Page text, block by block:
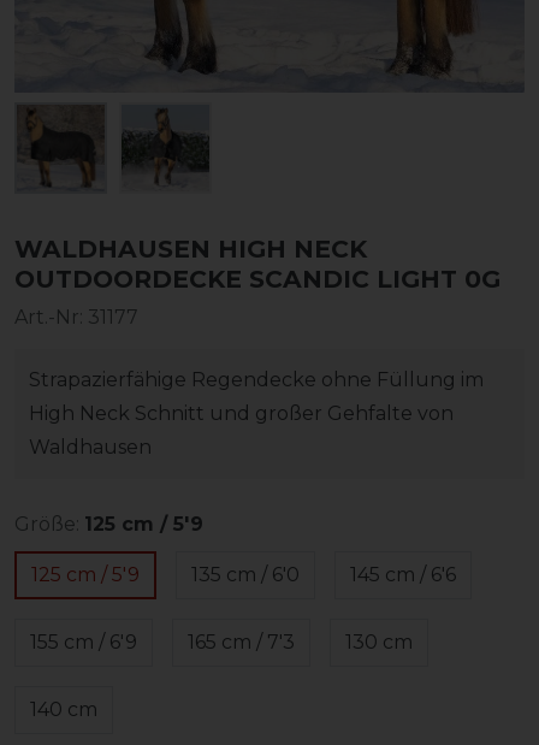
WALDHAUSEN HIGH NECK
OUTDOORDECKE SCANDIC LIGHT 0G
Art.-Nr: 31177
Strapazierfähige Regendecke ohne Füllung im
High Neck Schnitt und großer Gehfalte von
Waldhausen
Größe: 125 cm / 5'9
125 cm / 5'9 135 cm / 6'0 145 cm / 6'6
155 cm / 6'9 165 cm / 7'3 130 cm
140 cm